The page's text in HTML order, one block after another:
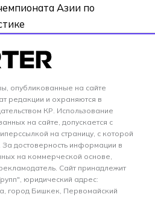
Азии по
опубликованные на сайте
редакции и охраняются в
КР. Использование
на сайте, допускается с
на страницу, с которой
За достоверность информации в
на коммерческой основе,
Сайт принадлежит
юридический адрес:
город Бишкек, Первомайский